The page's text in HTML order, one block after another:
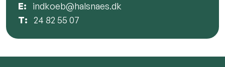
E:
indkoeb@halsnaes.dk
T: 24 82 55 07